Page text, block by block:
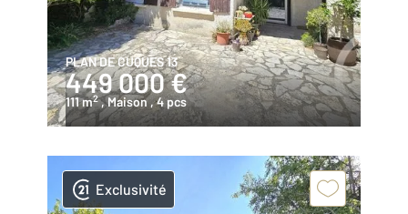
PLAN DE CUQUES 13
449 000 €
111 m2 , Maison, 4 pcs
Exclusivité